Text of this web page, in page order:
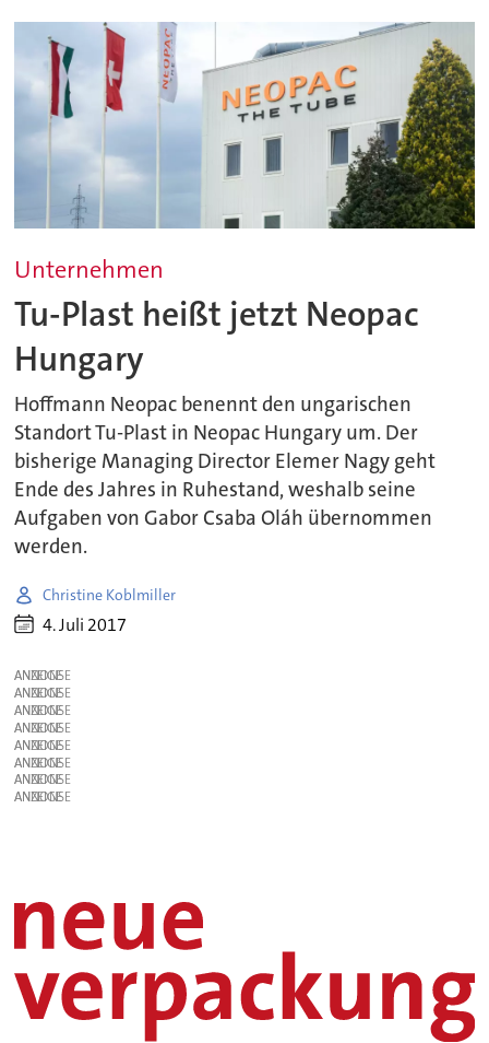
Unternehmen
Tu-Plast heißt jetzt Neopac
Hungary
Hoffmann Neopac benennt den ungarischen
Standort Tu-Plast in Neopac Hungary um. Der
bisherige Managing Director Elemer Nagy geht
Ende des Jahres in Ruhestand, weshalb seine
Aufgaben von Gabor Csaba Oláh übernommen
werden.
Christine Koblmiller
4. Juli 2017
ANZEIGE
ANZEIGE
ANZEIGE
ANZEIGE
ANZEIGE
ANZEIGE
ANZEIGE
ANZEIGE